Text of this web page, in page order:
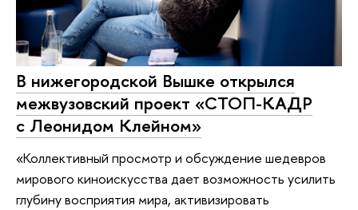
В нижегородской Вышке открылся
межвузовский проект «СТОП-КАДР
с Леонидом Клейном»
«Коллективный просмотр и обсуждение шедевров
мирового киноискусства дает возможность усилить
глубину восприятия мира, активизировать